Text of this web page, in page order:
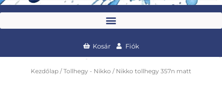
Kosár Fiók
Kezdőlap /Tollhegy - Nikko / Nikko tollhegy 357n matt